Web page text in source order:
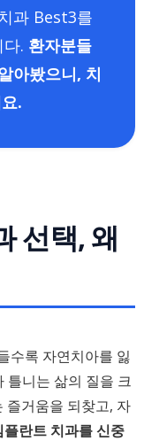
과 Best3를
. 환자분들
아봤으니, 치
.
선택, 왜
수록 자연치아를 잃
틀니는 삶의 질을 크
즐거움을 되찾고, 자
플란트 치과를 신중